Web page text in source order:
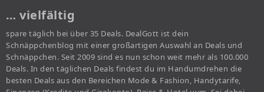
… vielfältig
spare täglich bei über 35 Deals. DealGott ist dein
Schnäppchenblog mit einer großartigen Auswahl an Deals und
Schnäppchen. Seit 2009 sind es nun schon weit mehr als 100.000
Deals. In den täglichen Deals findest du im Handumdrehen die
besten Deals aus den Bereichen Mode & Fashion, Handytarife,